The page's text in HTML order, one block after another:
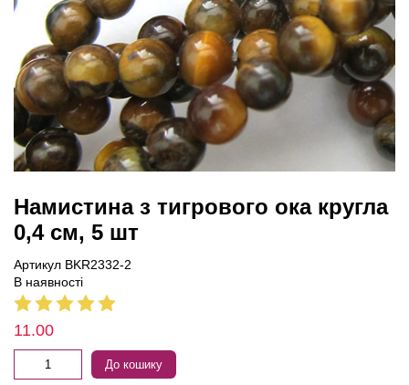
Намистина з тигрового ока кругла
0,4 см, 5 шт
Артикул BKR2332-2
В наявності
11.00
До кошику